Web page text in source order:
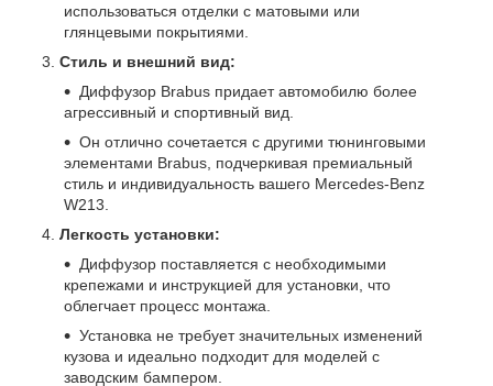
использоваться отделки с матовыми или
глянцевыми покрытиями.
Стиль и внешний вид:
Диффузор Brabus придает автомобилю более
агрессивный и спортивный вид.
Он отлично сочетается с другими тюнинговыми
элементами Brabus, подчеркивая премиальный
стиль и индивидуальность вашего Mercedes-Benz
W213.
Легкость установки:
Диффузор поставляется с необходимыми
крепежами и инструкцией для установки, что
облегчает процесс монтажа.
Установка не требует значительных изменений
кузова и идеально подходит для моделей с
заводским бампером.